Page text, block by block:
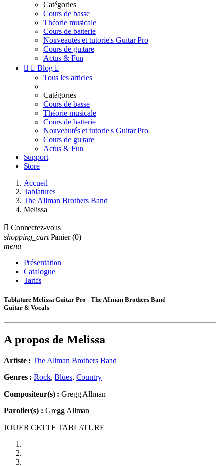
Catégories
Cours de basse
Théorie musicale
Cours de batterie
Nouveautés et tutoriels Guitar Pro
Cours de guitare
Actus & Fun
  Blog 
Tous les articles
Catégories
Cours de basse
Théorie musicale
Cours de batterie
Nouveautés et tutoriels Guitar Pro
Cours de guitare
Actus & Fun
Support
Store
Accueil
Tablatures
The Allman Brothers Band
Melissa
 Connectez-vous
shopping_cart Panier (0)
menu
Présentation
Catalogue
Tarifs
Tablature Melissa Guitar Pro - The Allman Brothers Band
Guitar & Vocals
A propos de Melissa
Artiste : The Allman Brothers Band
Genres : Rock, Blues, Country
Compositeur(s) : Gregg Allman
Parolier(s) : Gregg Allman
JOUER CETTE TABLATURE